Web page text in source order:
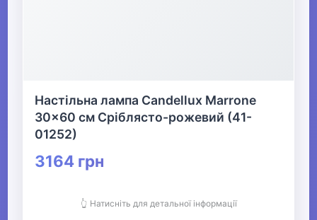
Настільна лампа Candellux Marrone
30x60 см Сріблясто-рожевий (41-
01252)
3164 грн
👆 Натисніть для детальної інформації